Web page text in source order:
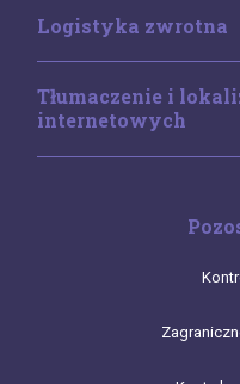
Logistyka zwrotna
Tłumaczenie i
internetowych